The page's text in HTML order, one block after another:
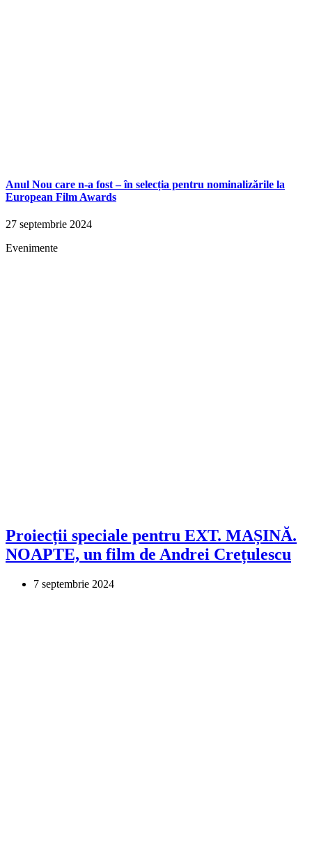
Anul Nou care n-a fost – în selecția pentru nominalizările la
European Film Awards
27 septembrie 2024
Evenimente
Proiecții speciale pentru EXT. MAȘINĂ.
NOAPTE, un film de Andrei Crețulescu
7 septembrie 2024